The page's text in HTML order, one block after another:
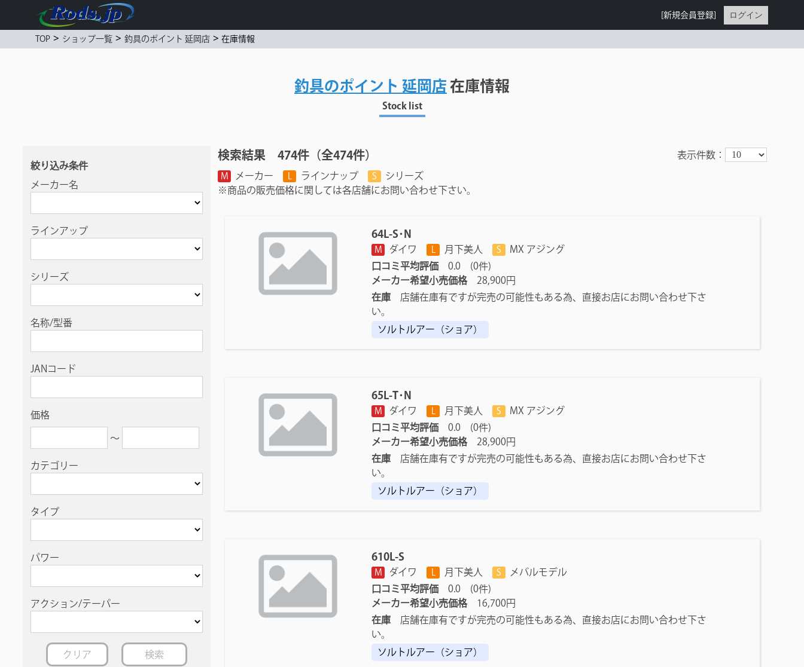
[新規会員登録] ログイン
TOP > ショップ一覧 > 釣具のポイント 延岡店 > 在庫情報
釣具のポイント 延岡店 在庫情報
Stock list
絞り込み条件
メーカー名
ラインアップ
シリーズ
名称/型番
JANコード
価格
〜
カテゴリー
タイプ
パワー
アクション/テーパー
クリア 検索
検索結果 474件（全474件） 表示件数：
M メーカー ラインナップ S
シリーズ
※商品の販売価格に関しては各店舗にお問い合わせ下さい。
64L-S･N
M ダイワ 月下美人 S
MX アジング
口コミ平均評価 0.0 (0件)
メーカー希望小売価格28,900円
在庫 店舗在庫有ですが完売の可能性もある為、直接お店にお問い合わせ下さ
い。
ソルトルアー（ショア）
65L-T･N
M ダイワ 月下美人 S
MX アジング
口コミ平均評価 0.0 (0件)
メーカー希望小売価格28,900円
在庫 店舗在庫有ですが完売の可能性もある為、直接お店にお問い合わせ下さ
い。
ソルトルアー（ショア）
610L-S
M ダイワ 月下美人 S
メバルモデル
口コミ平均評価 0.0 (0件)
メーカー希望小売価格16,700円
在庫 店舗在庫有ですが完売の可能性もある為、直接お店にお問い合わせ下さ
い。
ソルトルアー（ショア）